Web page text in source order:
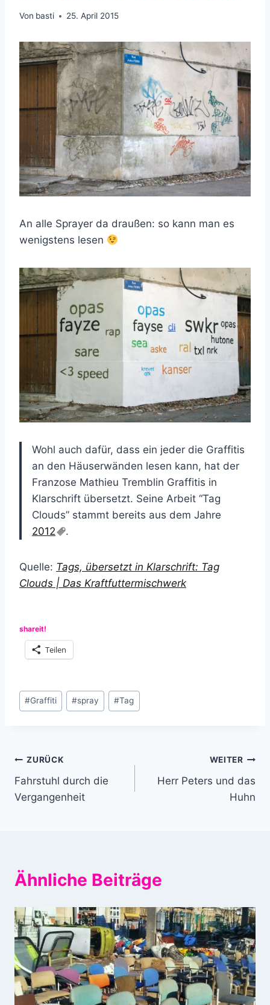
Von basti 25. April 2015
An alle Sprayer da draußen: so kann man es
wenigstens lesen
Wohl auch dafür, dass ein jeder die Graffitis
an den Häuserwänden lesen kann, hat der
Franzose Mathieu Tremblin Graffitis in
Klarschrift übersetzt. Seine Arbeit “Tag
Clouds” stammt bereits aus dem Jahre
2012
.
Quelle: Tags, übersetzt in Klarschrift: Tag
Clouds | Das Kraftfuttermischwerk
shareit!
Teilen
Schlagworte:
#Graffiti #spray #Tag
Beitragsnavigation
ZURÜCK
Fahrstuhl durch die
Vergangenheit
WEITER
Herr Peters und das
Huhn
Ähnliche Beiträge